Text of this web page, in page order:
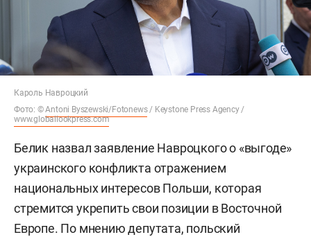
Кароль Навроцкий
Фото: ©Antoni Byszewski/Fotonews/ Keystone Press Agency /
www.globallookpress.com
Белик назвал заявление Навроцкого о «выгоде»
украинского конфликта отражением
национальных интересов Польши, которая
стремится укрепить свои позиции в Восточной
Европе. По мнению депутата, польский